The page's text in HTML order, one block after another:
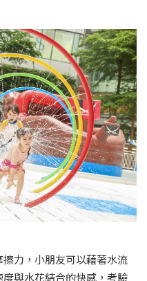
力，小朋友可以藉著水流
與水花結合的快感，考驗